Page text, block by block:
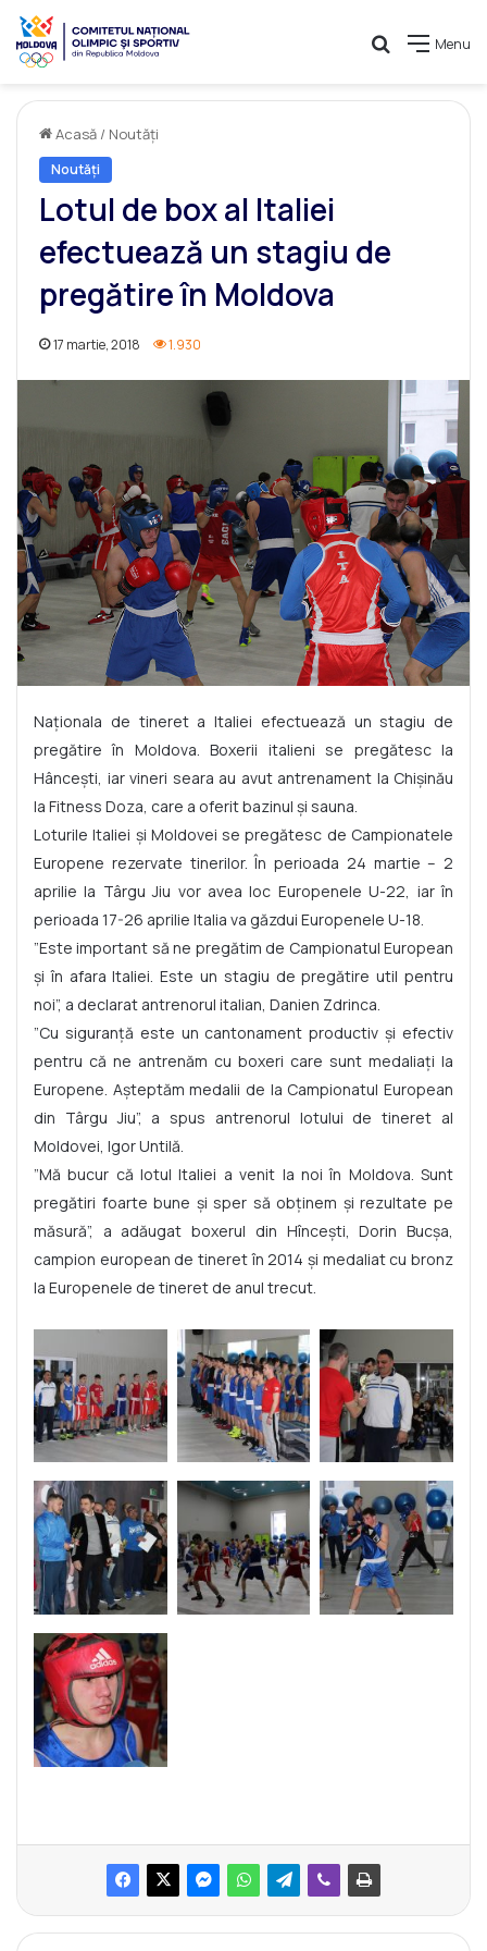
Menu
Caută
Acasă / Noutăți
Noutăți
Lotul de box al Italiei
efectuează un stagiu de
pregătire în Moldova
17 martie, 2018 1.930
Naționala de tineret a Italiei efectuează un stagiu de
pregătire în Moldova. Boxerii italieni se pregătesc la
Hâncești, iar vineri seara au avut antrenament la Chișinău
la Fitness Doza, care a oferit bazinul și sauna.
Loturile Italiei și Moldovei se pregătesc de Campionatele
Europene rezervate tinerilor. În perioada 24 martie – 2
aprilie la Târgu Jiu vor avea loc Europenele U-22, iar în
perioada 17-26 aprilie Italia va găzdui Europenele U-18.
”Este important să ne pregătim de Campionatul European
și în afara Italiei. Este un stagiu de pregătire util pentru
noi”, a declarat antrenorul italian, Danien Zdrinca.
”Cu siguranță este un cantonament productiv și efectiv
pentru că ne antrenăm cu boxeri care sunt medaliați la
Europene. Așteptăm medalii de la Campionatul European
din Târgu Jiu”, a spus antrenorul lotului de tineret al
Moldovei, Igor Untilă.
”Mă bucur că lotul Italiei a venit la noi în Moldova. Sunt
pregătiri foarte bune și sper să obținem și rezultate pe
măsură”, a adăugat boxerul din Hîncești, Dorin Bucșa,
campion european de tineret în 2014 și medaliat cu bronz
la Europenele de tineret de anul trecut.